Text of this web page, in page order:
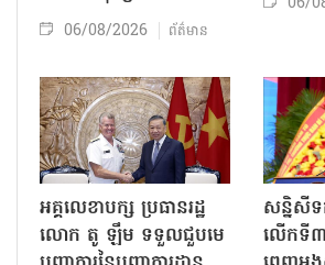
06/08/2026 ព័ត៌មាន
អគ្គលេខាបក្ស ប្រធានរដ្ឋ
លោក តូ ឡឹម ទទួលជួបមេ
សន្និសីទ
លើកទី